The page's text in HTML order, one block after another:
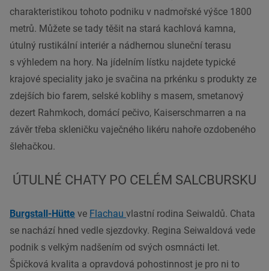
charakteristikou tohoto podniku v nadmořské výšce 1800
metrů. Můžete se tady těšit na stará kachlová kamna,
útulný rustikální interiér a nádhernou sluneční terasu
s výhledem na hory. Na jídelním lístku najdete typické
krajové speciality jako je svačina na prkénku s produkty ze
zdejších bio farem, selské koblihy s masem, smetanový
dezert Rahmkoch, domácí pečivo, Kaiserschmarren a na
závěr třeba skleničku vaječného likéru nahoře ozdobeného
šlehačkou.
ÚTULNÉ CHATY PO CELÉM SALCBURSKU
Burgstall-Hütte ve Flachau vlastní rodina Seiwaldů. Chata
se nachází hned vedle sjezdovky. Regina Seiwaldová vede
podnik s velkým nadšením od svých osmnácti let.
Špičková kvalita a opravdová pohostinnost je pro ni to